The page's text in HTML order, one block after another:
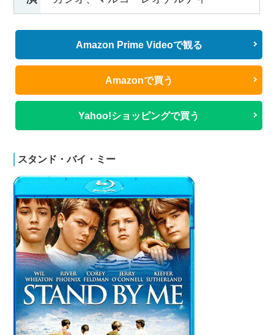
Amazon Prime Videoで観る
Amazonで買う
Yahoo!ショッピングで買う
スタンド・バイ・ミー